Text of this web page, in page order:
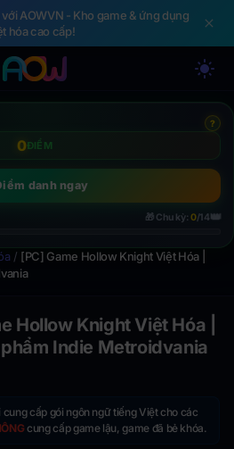
AOWVN - Kho game & ứng dụng
hóa cao cấp!
?
0ĐIỂM
danh ngay
🎁 Chu kỳ:0/14👑
/ [PC] Game Hollow Knight Việt Hóa |
Hollow Knight Việt Hóa |
Indie Metroidvania
cấp gói ngôn ngữ tiếng Việt cho các
cung cấp game lậu, game đã bẻ khóa.